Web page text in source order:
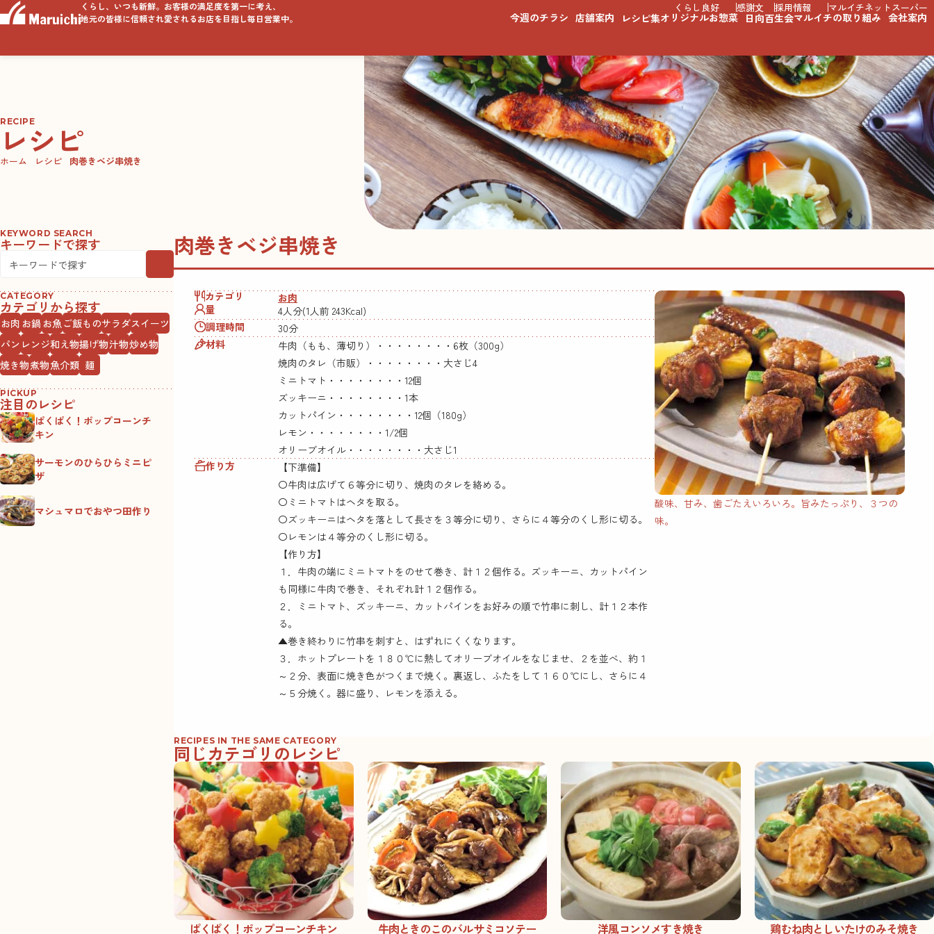
くらし、いつも新鮮。お客様の満足度を第一に考え、
地元の皆様に信頼され愛されるお店を目指し毎日営業中。
くらし良好 感謝文 採用情報 マルイチネットスーパー
今週のチラシ 店舗案内 レシピ集オリジナルお惣菜 日向百生会マルイチの取り組み 会社案内
RECIPE
レシピ
ホーム レシピ 肉巻きベジ串焼き
KEYWORD SEARCH
キーワードで探す
CATEGORY
カテゴリから探す
お肉 お鍋 お魚ご飯ものサラダスイーツ
パン レンジ和え物揚げ物汁物炒め物
焼き物煮物魚介類 麺
PICKUP
注目のレシピ
ぱくぱく！ポップコーンチ
キン
サーモンのひらひらミニピ
ザ
マシュマロでおやつ田作り
肉巻きベジ串焼き
カテゴリ
お肉
量
4人分(1人前 243Kcal)
調理時間
30分
材料
牛肉（もも、薄切り）・・・・・・・・6枚（300g）
焼肉のタレ（市販）・・・・・・・・大さじ4
ミニトマト・・・・・・・・12個
ズッキーニ・・・・・・・・1本
カットパイン・・・・・・・・12個（180g）
レモン・・・・・・・・1/2個
オリーブオイル・・・・・・・・大さじ1
作り方
【下準備】
〇牛肉は広げて６等分に切り、焼肉のタレを絡める。
〇ミニトマトはヘタを取る。
〇ズッキーニはヘタを落として長さを３等分に切り、さらに４等分のくし形に切る。
〇レモンは４等分のくし形に切る。
【作り方】
１．牛肉の端にミニトマトをのせて巻き、計１２個作る。ズッキーニ、カットパイン
も同様に牛肉で巻き、それぞれ計１２個作る。
２．ミニトマト、ズッキーニ、カットパインをお好みの順で竹串に刺し、計１２本作
る。
▲巻き終わりに竹串を刺すと、はずれにくくなります。
３．ホットプレートを１８０℃に熱してオリーブオイルをなじませ、２を並べ、約１
～２分、表面に焼き色がつくまで焼く。裏返し、ふたをして１６０℃にし、さらに４
～５分焼く。器に盛り、レモンを添える。
酸味、甘み、歯ごたえいろいろ。旨みたっぷり、３つの
味。
RECIPES IN THE SAME CATEGORY
同じカテゴリのレシピ
ぱくぱく！ポップコーンチキン 牛肉ときのこのバルサミコソテー 洋風コンソメすき焼き 鶏むね肉としいたけのみそ焼き